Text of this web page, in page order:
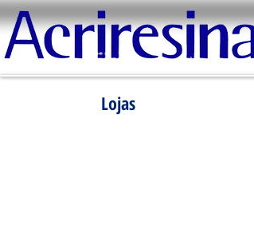
Lojas